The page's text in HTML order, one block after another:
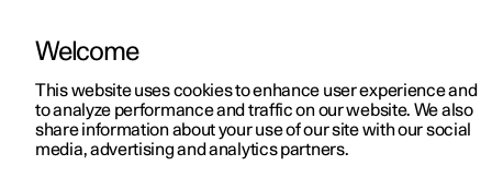
Polestar 2
Polestar 3
Polestar 4
Kampagner til privatkunder
Tilbud til erhvervskunder
Nye lagerbiler
HåndbogVideogalleriSoftwareopdateringer
Polestar-appen
Welcome
This website uses cookies to enhance user experience and
to analyze performance and traffic on our website. We also
share information about your use of our site with our social
media, advertising and analytics partners.